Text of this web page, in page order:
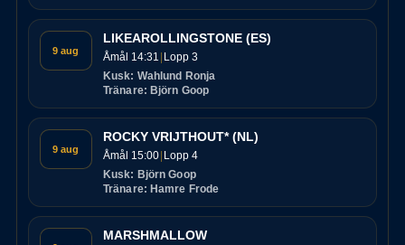
9 aug
LIKEAROLLINGSTONE (ES)
Åmål 14:31 Lopp 3
Kusk: Wahlund Ronja
Tränare: Björn Goop
9 aug
ROCKY VRIJTHOUT* (NL)
Åmål 15:00 Lopp 4
Kusk: Björn Goop
Tränare: Hamre Frode
MARSHMALLOW